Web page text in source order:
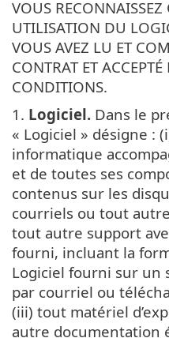
VOUS RECONNAISSEZ
UTILISATION DU
VOUS AVEZ LU ET
CONTRAT ET ACCEPTÉ
CONDITIONS.
1. Logiciel. Dans le
« Logiciel » désigne :
informatique
et de toutes ses
contenus sur les
courriels ou tout
tout autre support
fourni, incluant la
Logiciel fourni sur un
par courriel ou
(iii) tout matériel
autre documentation